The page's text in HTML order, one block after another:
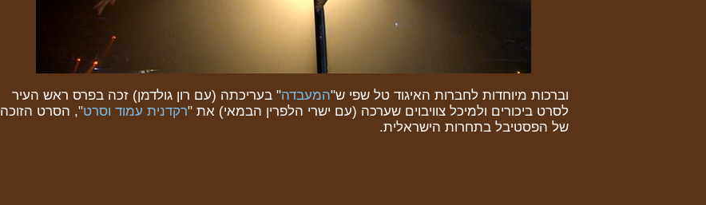
וברכות מיוחדות לחברות האיגוד טל שפי ש"המעבדה" בעריכתה (עם רון גולדמן) זכה בפרס ראש העיר
לסרט ביכורים ולמיכל צוויבוים שערכה (עם ישרי הלפרין הבמאי) את "רקדנית עמוד וסרט", הסרט הזוכה
של הפסטיבל בתחרות הישראלית.